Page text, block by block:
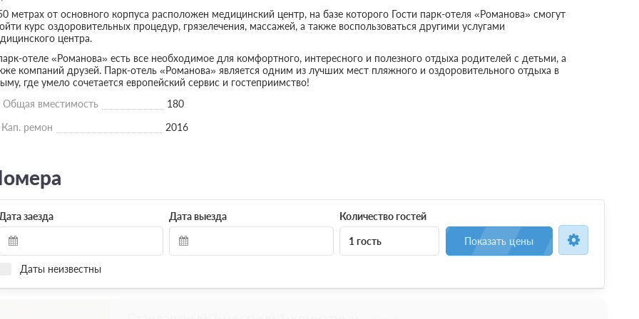
метрах от основного корпуса расположен медицинский центр, на базе которого Гости парк-отеля «Романова» смогут
курс оздоровительных процедур, грязелечения, массажей, а также воспользоваться другими услугами
центра.
отеле «Романова» есть все необходимое для комфортного, интересного и полезного отдыха родителей с детьми, а
компаний друзей. Парк-отель «Романова» является одним из лучших мест пляжного и оздоровительного отдыха в
где умело сочетается европейский сервис и гостеприимство!
Общая вместимость
180
Кап. ремон
2016
заезда Дата выезда
Даты неизвестны
Количество гостей
1 гость Показать цены